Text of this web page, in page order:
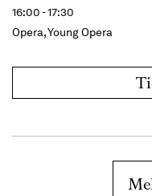
16:00 - 17:30
Opera, Young Opera